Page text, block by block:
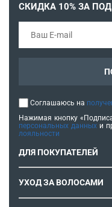
ДЛЯ ПОКУПАТЕЛЕЙ
ГАРАНТИЯ
РЕМОНТОПРИГОДНОСТЬ
УХОД ЗА ВОЛОСАМИ
ФЕНЫ
СКИДКА 10% ЗА
Соглашаюсь на
Нажимая кнопку
персональных данных и
лояльности